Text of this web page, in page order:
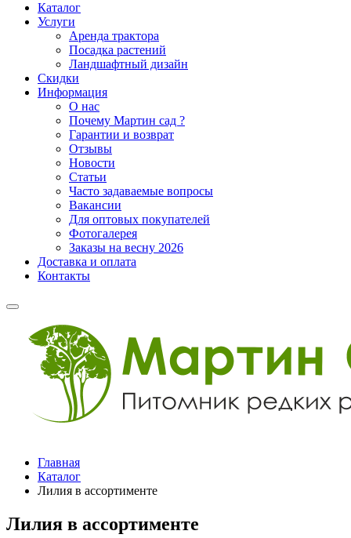
Каталог
Услуги
Аренда трактора
Посадка растений
Ландшафтный дизайн
Скидки
Информация
О нас
Почему Мартин сад ?
Гарантии и возврат
Отзывы
Новости
Статьи
Часто задаваемые вопросы
Вакансии
Для оптовых покупателей
Фотогалерея
Заказы на весну 2026
Доставка и оплата
Контакты
Главная
Каталог
Лилия в ассортименте
Лилия в ассортименте